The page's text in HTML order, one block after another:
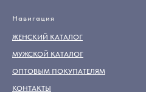
Навигация
ЖЕНСКИЙ КАТАЛОГ
МУЖСКОЙ КАТАЛОГ
ОПТОВЫМ ПОКУПАТЕЛЯМ
КОНТАКТЫ